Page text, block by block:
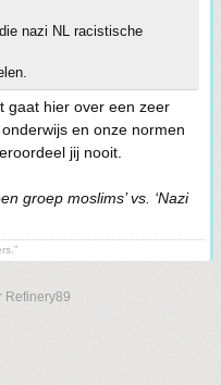
nazi NL racistische
gaat hier over een zeer
en onze normen
jij nooit.
groep moslims’ vs. ‘Nazi
Refinery89